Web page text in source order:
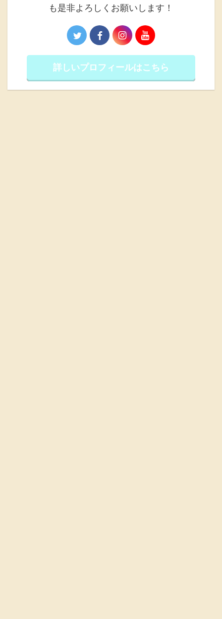
も是非よろしくお願いします！
詳しいプロフィールはこちら